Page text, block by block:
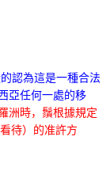
認為這是一種合法
亞任何一處的移
洲時，鬚根據規定
待）的准許方